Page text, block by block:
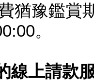
猶豫鑑賞
。
線上請款